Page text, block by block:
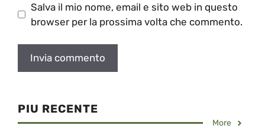
Salva il mio nome, email e sito web in questo
browser per la prossima volta che commento.
PIU RECENTE
More